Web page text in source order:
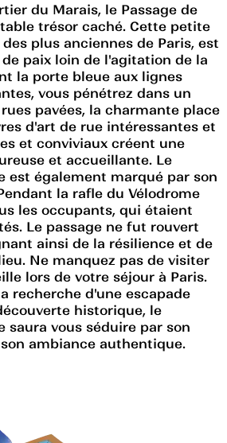
du Marais, le Passage de
trésor caché. Cette petite
plus anciennes de Paris, est
paix loin de l'agitation de la
la porte bleue aux lignes
vous pénétrez dans un
pavées, la charmante place
d'art de rue intéressantes et
et conviviaux créent une
et accueillante. Le
est également marqué par son
la rafle du Vélodrome
les occupants, qui étaient
Le passage ne fut rouvert
ainsi de la résilience et de
Ne manquez pas de visiter
lors de votre séjour à Paris.
recherche d'une escapade
historique, le
saura vous séduire par son
ambiance authentique.